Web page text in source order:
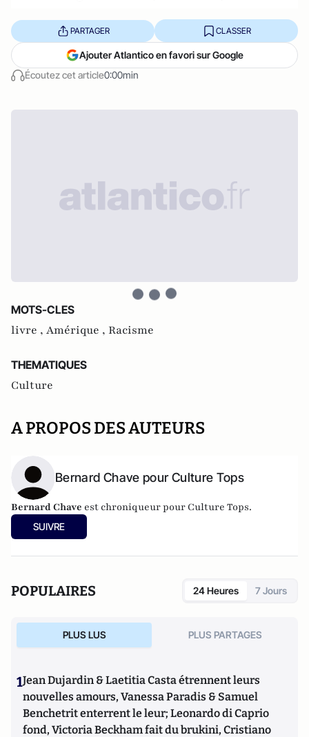
Écoutez cet article0:00min
PARTAGER CLASSER
Ajouter Atlantico en favori sur Google
MOTS-CLES
livre , Amérique , Racisme
THEMATIQUES
Culture
A PROPOS DES AUTEURS
Bernard Chave pour Culture Tops
Bernard Chave est chroniqueur pour Culture Tops.
SUIVRE
POPULAIRES 24 Heures 7 Jours
PLUS LUS PLUS PARTAGES
1Jean Dujardin & Laetitia Casta étrennent leurs
nouvelles amours, Vanessa Paradis & Samuel
Benchetrit enterrent le leur; Leonardo di Caprio
fond, Victoria Beckham fait du brukini, Cristiano